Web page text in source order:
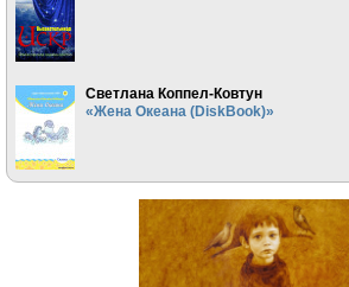
Светлана Коппел-Ковтун
«Жена Океана (DiskBook)»